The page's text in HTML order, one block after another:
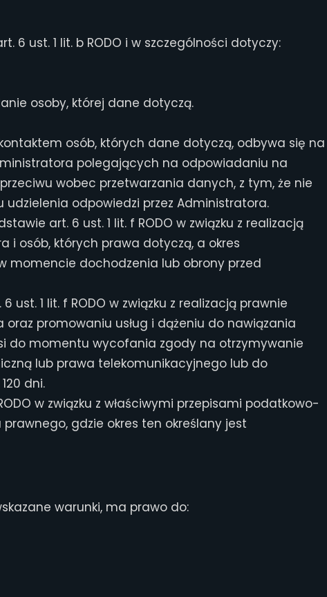
ust. 1 lit. b RODO i w szczególności dotyczy:
osoby, której dane dotyczą.
osób, których dane dotyczą, odbywa się na
polegających na odpowiadaniu na
wobec przetwarzania danych, z tym, że nie
odpowiedzi przez Administratora.
art. 6 ust. 1 lit. f RODO w związku z realizacją
osób, których prawa dotyczą, a okres
momencie dochodzenia lub obrony przed
1 lit. f RODO w związku z realizacją prawnie
promowaniu usług i dążeniu do nawiązania
do momentu wycofania zgody na otrzymywanie
lub prawa telekomunikacyjnego lub do
dni.
w związku z właściwymi przepisami podatkowo-
gdzie okres ten określany jest
warunki, ma prawo do: